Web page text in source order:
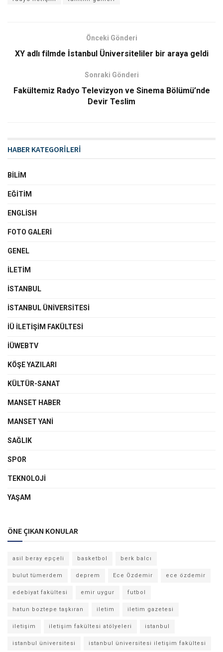
Önceki Gönderi
XY adlı filmde İstanbul Üniversiteliler bir araya geldi
Sonraki Gönderi
Fakültemiz Radyo Televizyon ve Sinema Bölümü’nde
Devir Teslim
HABER KATEGORİLERİ
BILIM
EĞITIM
ENGLISH
FOTO GALERI
GENEL
İLETIM
İSTANBUL
İSTANBUL ÜNIVERSITESI
İÜ İLETIŞIM FAKÜLTESI
İÜWEBTV
KÖŞE YAZILARI
KÜLTÜR-SANAT
MANSET HABER
MANSET YANI
SAĞLIK
SPOR
TEKNOLOJI
YAŞAM
ÖNE ÇIKAN KONULAR
asil beray epçeli basketbol berk balcı
bulut tümerdem deprem Ece Özdemir ece özdemir
edebiyat fakültesi emir uygur futbol
hatun boztepe taşkıran iletim iletim gazetesi
iletişim iletişim fakültesi atölyeleri istanbul
istanbul üniversitesi istanbul üniversitesi iletişim fakültesi